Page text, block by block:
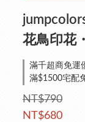
花鳥印花
滿千超商免運
滿$1500宅配
NT$790
NT$680